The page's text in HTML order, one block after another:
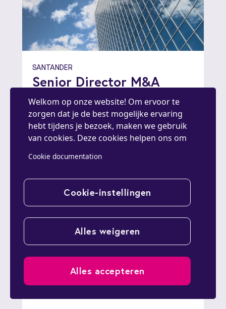
Welkom op onze website! Om ervoor te
zorgen dat je de best mogelijke ervaring
hebt tijdens je bezoek, maken we gebruik
van cookies. Deze cookies helpen ons om
verzamelen en je gepersonaliseerde inhoud
"Accepteren" te klikken, ga je akkoord met
het gebruik van alle cookies op onze
aanpassen in de instellingen. Bedankt dat je
voor een gepersonaliseerde en verbeterde
ervaring kiest!
Cookie documentation
Cookie-instellingen
Alles weigeren
Alles accepteren
SANTANDER
Senior Director M&A
Finance Director